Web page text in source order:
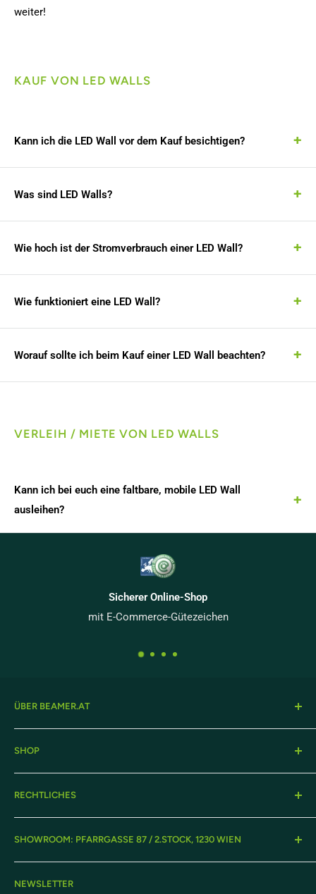
weiter!
KAUF VON LED WALLS
Kann ich die LED Wall vor dem Kauf besichtigen?
Was sind LED Walls?
Wie hoch ist der Stromverbrauch einer LED Wall?
Wie funktioniert eine LED Wall?
Worauf sollte ich beim Kauf einer LED Wall beachten?
VERLEIH / MIETE VON LED WALLS
Kann ich bei euch eine faltbare, mobile LED Wall
ausleihen?
Sicherer Online-Shop
mit E-Commerce-Gütezeichen
ÜBER BEAMER.AT
– herstellerunabhängiger Partner für Projektionstechnik in
Österreich seit über 30 Jahren.
SHOP
Beamer
Leinwände
Displays
Suche
Über Uns
RECHTLICHES
Garantie
Lieferung & Montage
Versand & Retouren
AGBs
NEWSLETTER
SHOWROOM: PFARRGASSE 87 / 2.STOCK, 1230 WIEN